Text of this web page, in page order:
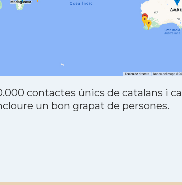
contactes únics de catalans i
un bon grapat de persones.